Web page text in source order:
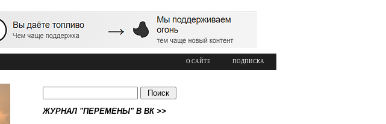
О САЙТЕ ПОДПИСКА
ЖУРНАЛ "ПЕРЕМЕНЫ" В ВК >>